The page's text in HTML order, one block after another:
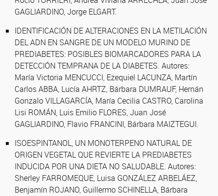
GAGLIARDINO, Jorge ELGART.
IDENTIFICACIÓN DE ALTERACIONES EN LA METILACIÓN
DEL ADN EN SANGRE DE UN MODELO MURINO DE
PREDIABETES: POSIBLES BIOMARCADORES PARA LA
DETECCIÓN TEMPRANA DE LA DIABETES. Autores:
María Victoria MENCUCCI, Ezequiel LACUNZA, Martín
Carlos ABBA, Lucía AHRTZ, Bárbara DUMRAUF, Hernán
Gonzalo VILLAGARCÍA, María Cecilia CASTRO, Carolina
Lisi ROMÁN, Luis Emilio FLORES, Juan José
GAGLIARDINO, Flavio FRANCINI, Bárbara MAIZTEGUI.
ISOESPINTANOL, UN MONOTERPENO NATURAL DE
ORIGEN VEGETAL QUE REVIERTE LA PREDIABETES
INDUCIDA POR UNA DIETA NO SALUDABLE. Autores:
Sherley FARROMEQUE, Luisa GONZÁLEZ ARBELÁEZ,
Benjamín ROJANO, Guillermo SCHINELLA, Bárbara